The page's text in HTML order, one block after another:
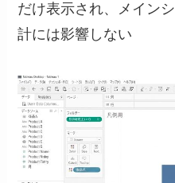
だけ表示され、メイン
計には影響しない